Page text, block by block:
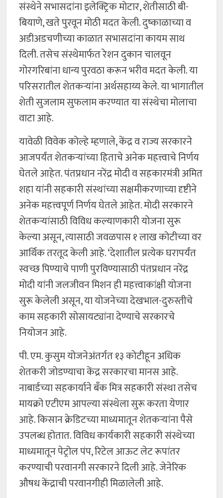
संस्थेने सभासदांना इलेक्ट्रिक मोटार, शेतीसाठी बी-
बियाणे, खते पुरवून मोठी मदत केली. दुष्काळाच्या व
अडीअडचणीच्या काळात सभासदांना कायम साथ
दिली. तसेच संस्थेमार्फत रेशन दुकान चालवून
गोरगरिबांना धान्य पुरवठा करून भरीव मदत केली. या
परिसरातील शेतकऱ्यांना अर्थसहाय्य केले. या भागातील
शेती सुजलाम सुफलाम करण्यात या संस्थेचा मोलाचा
वाटा आहे.
यावेळी विवेक कोल्हे म्हणाले, केंद्र व राज्य सरकारने
आजपर्यंत शेतकऱ्यांच्या हिताचे अनेक महत्त्वाचे निर्णय
घेतले आहेत. पंतप्रधान नरेंद्र मोदी व सहकारमंत्री अमित
शहा यांनी सहकारी संस्थांच्या सक्षमीकरणाच्या दृष्टीने
अनेक महत्त्वपूर्ण निर्णय घेतले आहेत. मोदी सरकारने
शेतकऱ्यांसाठी विविध कल्याणकारी योजना सुरू
केल्या असून, त्यासाठी जवळपास १ लाख कोटीच्या वर
आर्थिक तरतूद केली आहे. ‘देशातील प्रत्येक घरापर्यंत
स्वच्छ पिण्याचे पाणी पुरविण्यासाठी पंतप्रधान नरेंद्र
मोदी यांनी जलजीवन मिशन ही महत्त्वाकांक्षी योजना
सुरू केलेली असून, या योजनेच्या देखभाल-दुरुस्तीचे
काम सहकारी सोसायट्यांना देण्याचे सरकारचे
नियोजन आहे.
पी. एम. कुसुम योजनेअंतर्गत १३ कोटीहून अधिक
शेतकरी जोडण्याचा केंद्र सरकारचा मानस आहे.
नाबार्डच्या सहकार्याने बँक मित्र सहकारी संस्था तसेच
मायक्रो एटीएम आपल्या संस्थेला सुरू करता येणार
आहे. किसान क्रेडिटच्या माध्यमातून शेतकऱ्यांना पैसे
उपलब्ध होतात. विविध कार्यकारी सहकारी संस्थेच्या
माध्यमातून पेट्रोल पंप, रिटेल आऊट लेट रूपांतर
करण्याची परवानगी सरकारने दिली आहे. जेनेरिक
औषध केंद्राची परवानगीही मिळालेली आहे.